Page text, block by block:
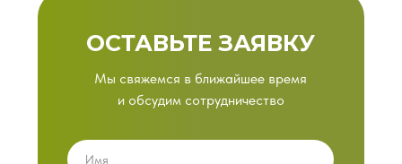
ОСТАВЬТЕ ЗАЯВКУ
Мы свяжемся в ближайшее время
и обсудим сотрудничество